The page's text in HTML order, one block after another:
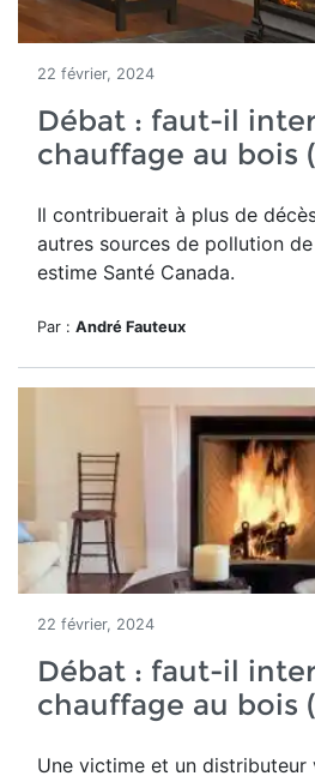
22 février, 2024
Débat : faut-il
chauffage au bois
Il contribuerait à plus de
autres sources de pollution
estime Santé Canada.
Par : André Fauteux
22 février, 2024
Débat : faut-il
chauffage au bois
Une victime et un distributeur